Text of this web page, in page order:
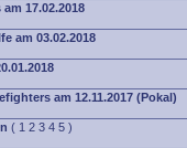
17.02.2018
am 03.02.2018
am 12.11.2017 (Pokal)
( 1 2 3 4 5 )